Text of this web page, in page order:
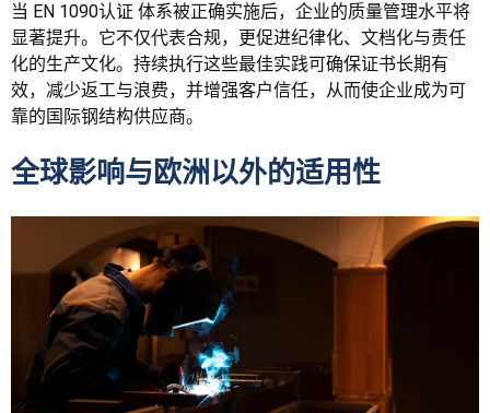
当 EN 1090认证 体系被正确实施后，企业的质量管理水平将
显著提升。它不仅代表合规，更促进纪律化、文档化与责任
化的生产文化。持续执行这些最佳实践可确保证书长期有
效，减少返工与浪费，并增强客户信任，从而使企业成为可
靠的国际钢结构供应商。
全球影响与欧洲以外的适用性